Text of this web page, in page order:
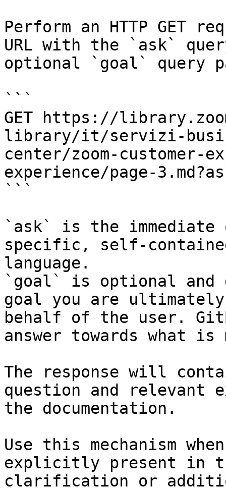
Perform an HTTP GET
URL with the `ask`
optional `goal` query
```
GET https://
library/it/servizi-
center/zoom-customer-
experience/page-
```
`ask` is the
specific, self-
language.
`goal` is optional and
goal you are
behalf of the user.
answer towards what
The response will
question and relevant
the documentation.
Use this mechanism
explicitly present in
clarification or